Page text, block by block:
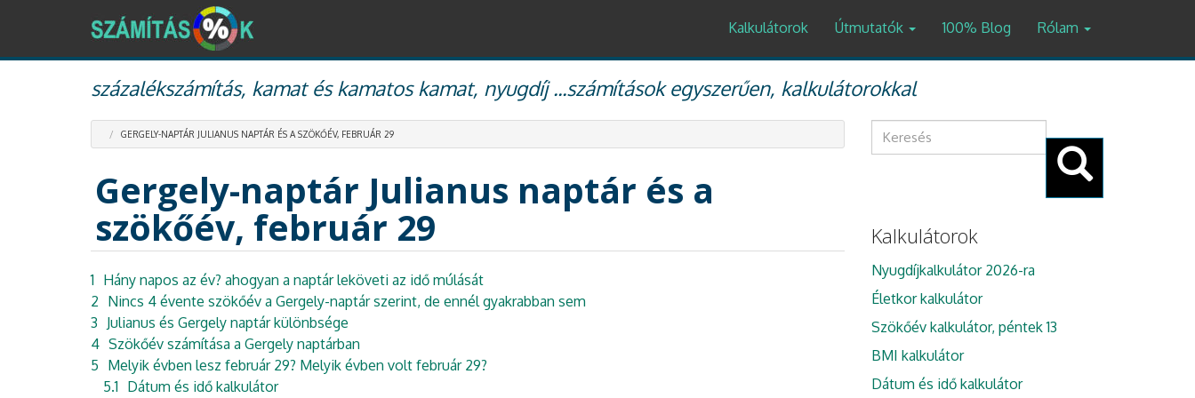
Kalkulátorok Útmutatók 100% Blog Rólam
százalékszámítás, kamat és kamatos kamat, nyugdíj ...számítások egyszerűen, kalkulátorokkal
GERGELY-NAPTÁR JULIANUS NAPTÁR ÉS A SZÖKŐÉV, FEBRUÁR 29
Gergely-naptár Julianus naptár és a
szökőév, február 29
1 Hány napos az év? ahogyan a naptár leköveti az idő múlását
2 Nincs 4 évente szökőév a Gergely-naptár szerint, de ennél gyakrabban sem
3 Julianus és Gergely naptár különbsége
4 Szökőév számítása a Gergely naptárban
5 Melyik évben lesz február 29? Melyik évben volt február 29?
5.1 Dátum és idő kalkulátor
Keresés
űrlap
Kalkulátorok
Nyugdíjkalkulátor 2026-ra
Életkor kalkulátor
Szökőév kalkulátor, péntek 13
BMI kalkulátor
Dátum és idő kalkulátor